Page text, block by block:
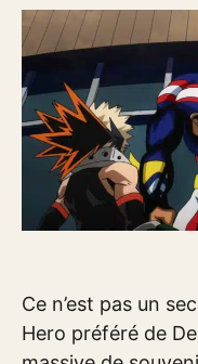
Ce n’est pas un
Hero préféré de